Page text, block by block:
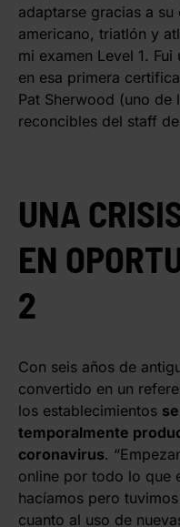
adaptarse gracias a
americano, triatlón y
mi examen Level 1.
en esa primera
Pat Sherwood (uno de
reconcibles del staff de
UNA
EN
2
Con seis años de
convertido en un
los establecimientos
temporalmente
coronavirus.
online por todo lo que
hacíamos pero
cuanto al uso de